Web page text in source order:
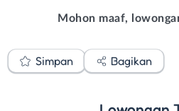
Mohon maaf,
Simpan Bagikan